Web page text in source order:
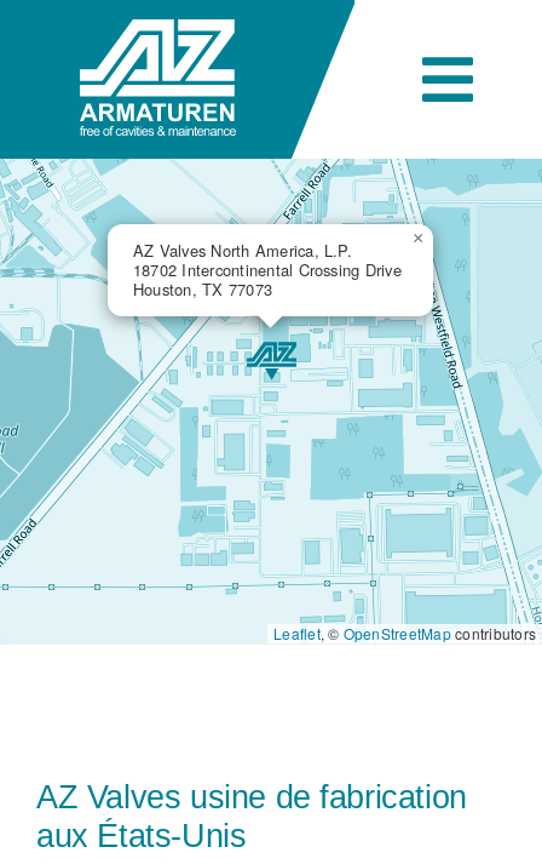
L’entreprise
Ingénierie
Produits
Secteurs industriels
AZ Valves North America, L.P.
18702 Intercontinental Crossing Drive
Houston, TX 77073
×
Leaflet, © OpenStreetMapcontributors
AZ Valves usine de fabrication
aux États-Unis